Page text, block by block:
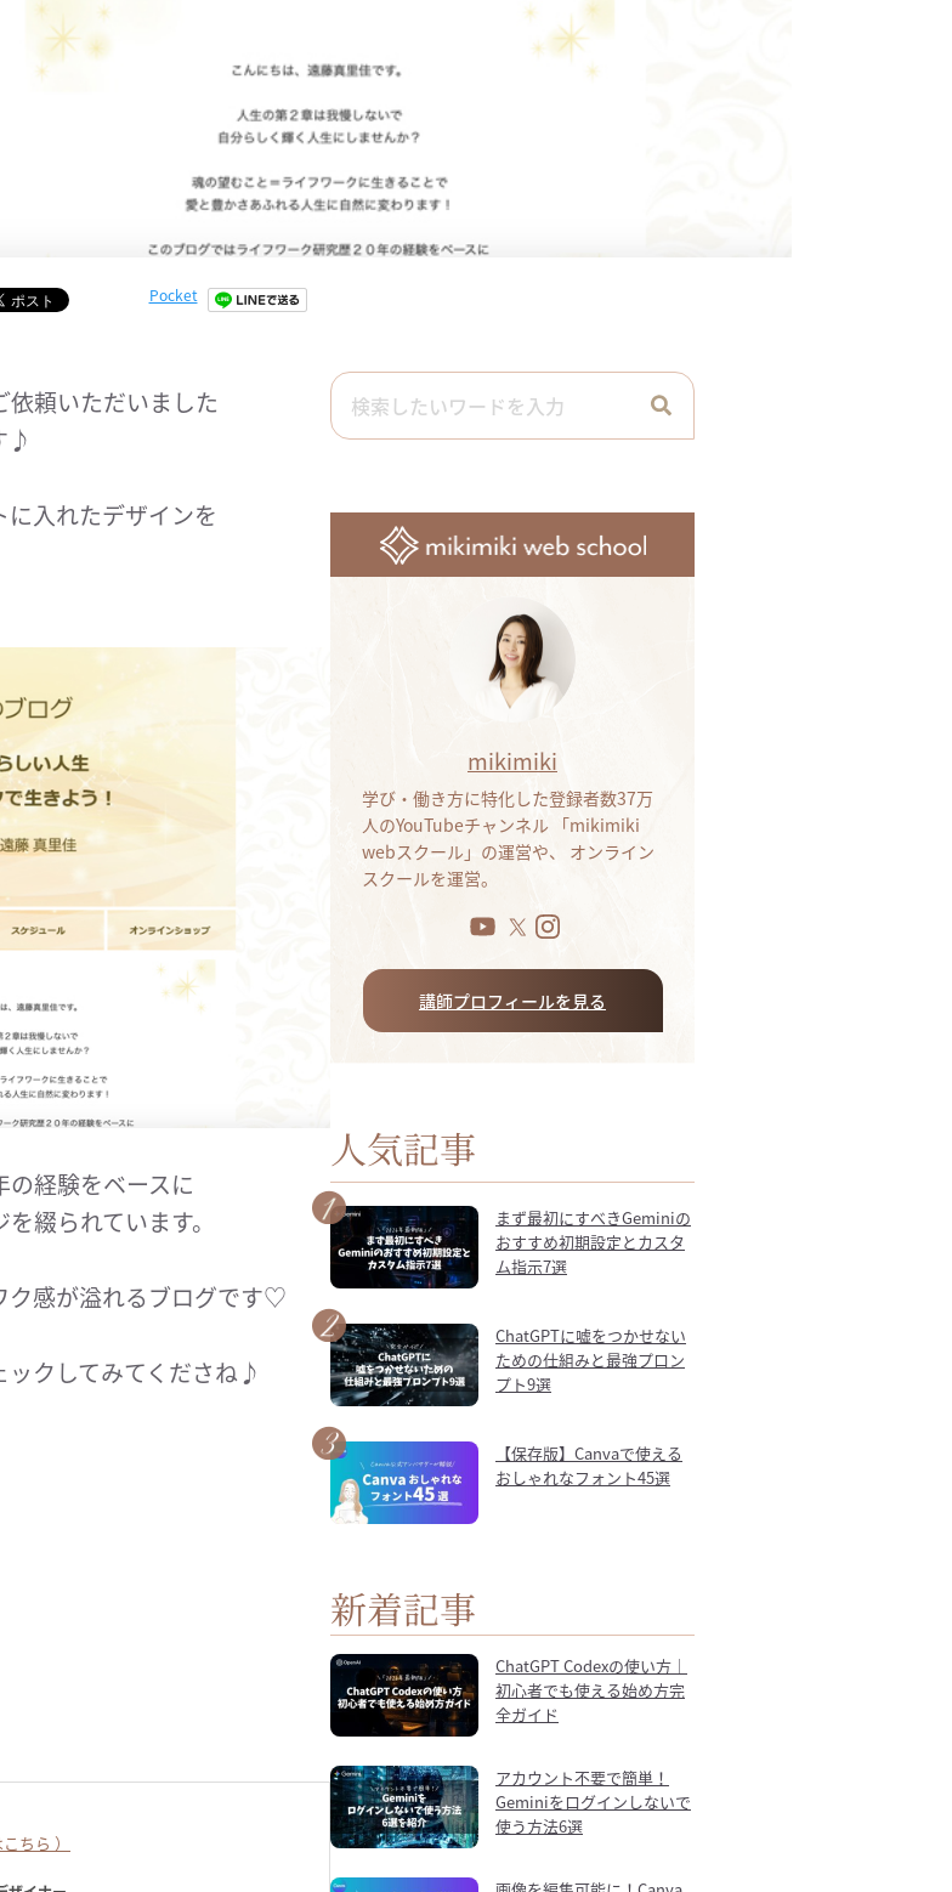
Pocket
頼いただいました
♪
入れたデザインを
経験をベースに
綴られています。
ク感が溢れるブログです♡
ックしてみてくださね♪
ちら ）
mikimiki
学び・働き方に特化した登録者数37万
人のYouTubeチャンネル 「mikimiki
webスクール」の運営や、 オンライン
スクールを運営。
講師プロフィールを見る
人気記事
まず最初にすべきGeminiの
おすすめ初期設定とカスタ
ム指示7選
ChatGPTに嘘をつかせない
ための仕組みと最強プロン
プト9選
【保存版】Canvaで使える
おしゃれなフォント45選
新着記事
ChatGPT Codexの使い方｜
初心者でも使える始め方完
全ガイド
アカウント不要で簡単！
Geminiをログインしないで
使う方法6選